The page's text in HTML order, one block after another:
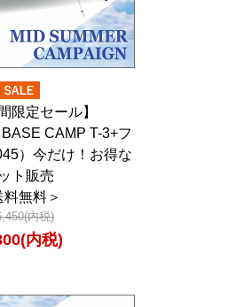
限定セール】
CAMP T-3+フ
）今だけ！お得な
ト販売
料無料＞
内税)
内税)